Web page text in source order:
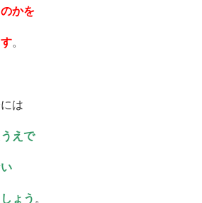
かを
。
は
えで
ょう 。